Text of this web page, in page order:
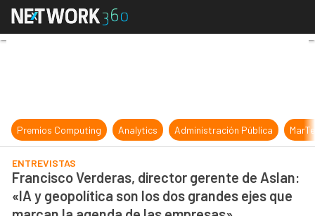
Francisco Verderas, director
Premios Computing Analytics Administración Pública
ENTREVISTAS
Francisco Verderas, director gerente de Aslan:
«IA y geopolítica son los dos grandes ejes que